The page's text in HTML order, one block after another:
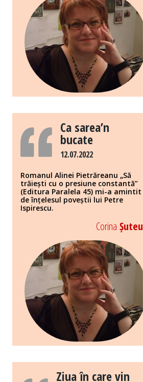
Ca sarea’n
bucate
12.07.2022
Romanul Alinei Pietrăreanu „Să
trăiești cu o presiune constantă”
(Editura Paralela 45) mi-a amintit
de înțelesul poveștii lui Petre
Ispirescu.
Corina Șuteu
Ziua în care vin